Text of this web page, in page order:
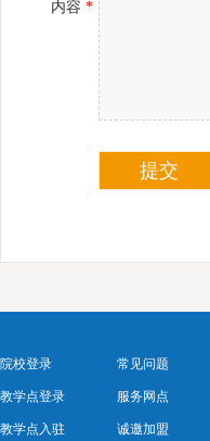
内容 *
院校登录
教学点登录
教学点入驻
常见问题
服务网点
诚邀加盟